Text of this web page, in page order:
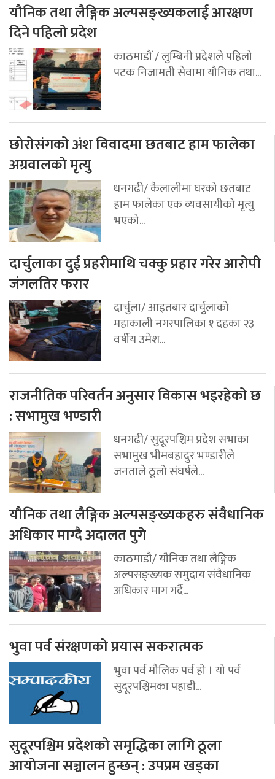
यौनिक तथा लैङ्गिक अल्पसङ्ख्यकलाई आरक्षण
दिने पहिलो प्रदेश
काठमाडौं / लुम्बिनी प्रदेशले पहिलो
पटक निजामती सेवामा यौनिक तथा...
छोरोसंगको अंश विवादमा छतबाट हाम फालेका
अग्रवालको मृत्यु
धनगढी/ कैलालीमा घरको छतबाट
हाम फालेका एक व्यवसायीको मृत्युु
भएको...
दार्चुलाका दुई प्रहरीमाथि चक्कु प्रहार गरेर आरोपी
जंगलतिर फरार
दार्चुला/ आइतबार दार्चुृलाको
महाकाली नगरपालिका १ दहका २३
वर्षीय उमेश...
राजनीतिक परिवर्तन अनुसार विकास भइरहेको छ
: सभामुख भण्डारी
धनगढी/ सुदूरपश्चिम प्रदेश सभाका
सभामुख भीमबहादुर भण्डारीले
जनताले ठूलो संघर्षले...
यौनिक तथा लैङ्गिक अल्पसङ्ख्यकहरु संवैधानिक
अधिकार माग्दै अदालत पुगे
काठमाडौ/ यौनिक तथा लैङ्गिक
अल्पसङ्ख्यक समुदाय संवैधानिक
अधिकार माग गर्दै...
भुवा पर्व संरक्षणको प्रयास सकरात्मक
भुवा पर्व मौलिक पर्व हो । यो पर्व
सुदूरपश्चिमका पहाडी...
सुदूरपश्चिम प्रदेशको समृद्धिका लागि ठूला
आयोजना सञ्चालन हुन्छन् : उपप्रम खड्का